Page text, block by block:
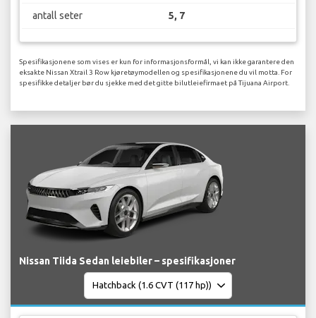
antall seter 5, 7
Spesifikasjonene som vises er kun for informasjonsformål, vi kan ikke garantere den
eksakte Nissan Xtrail 3 Row kjøretøymodellen og spesifikasjonene du vil motta. For
spesifikke detaljer bør du sjekke med det gitte bilutleiefirmaet på Tijuana Airport.
Nissan Tiida Sedan leiebiler – spesifikasjoner